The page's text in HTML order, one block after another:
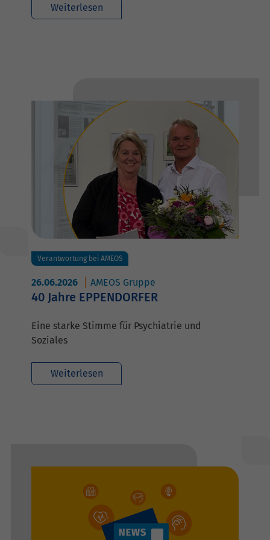
Weiterlesen
Verantwortung bei AMEOS
26.06.2026 AMEOS Gruppe
40 Jahre EPPENDORFER
Eine starke Stimme für Psychiatrie und
Soziales
Weiterlesen